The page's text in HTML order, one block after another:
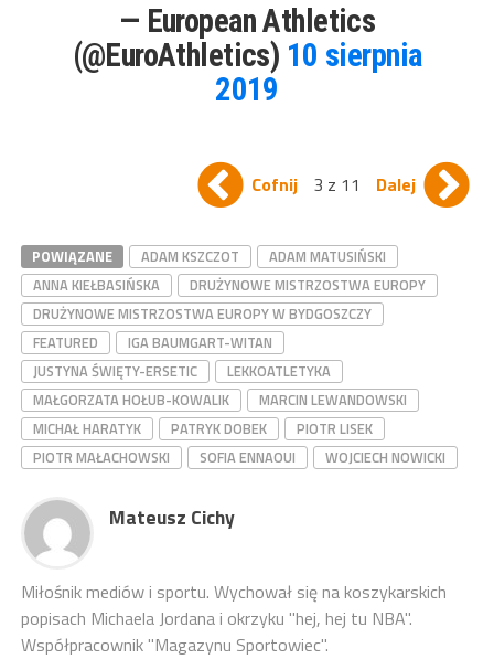
— European Athletics
(@EuroAthletics) 10 sierpnia
2019
Cofnij 3 z 11 Dalej
POWIĄZANE ADAM KSZCZOT
ADAM MATUSIŃSKI
ANNA KIEŁBASIŃSKA
DRUŻYNOWE MISTRZOSTWA EUROPY
DRUŻYNOWE MISTRZOSTWA EUROPY W BYDGOSZCZY
FEATURED
IGA BAUMGART-WITAN
JUSTYNA ŚWIĘTY-ERSETIC
LEKKOATLETYKA
MAŁGORZATA HOŁUB-KOWALIK
MARCIN LEWANDOWSKI
MICHAŁ HARATYK
PATRYK DOBEK
PIOTR LISEK
PIOTR MAŁACHOWSKI
SOFIA ENNAOUI WOJCIECH NOWICKI
Mateusz Cichy
Miłośnik mediów i sportu. Wychował się na koszykarskich
popisach Michaela Jordana i okrzyku "hej, hej tu NBA".
Współpracownik "Magazynu Sportowiec".